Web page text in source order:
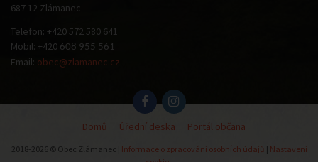
687 12 Zlámanec
Telefon: +420 572 580 641
Mobil: +420 608 955 561
Email: obec@zlamanec.cz
Domů Úřední deska Portál občana
2018-2026 © Obec Zlámanec | Informace o zpracování osobních údajů | Nastavení